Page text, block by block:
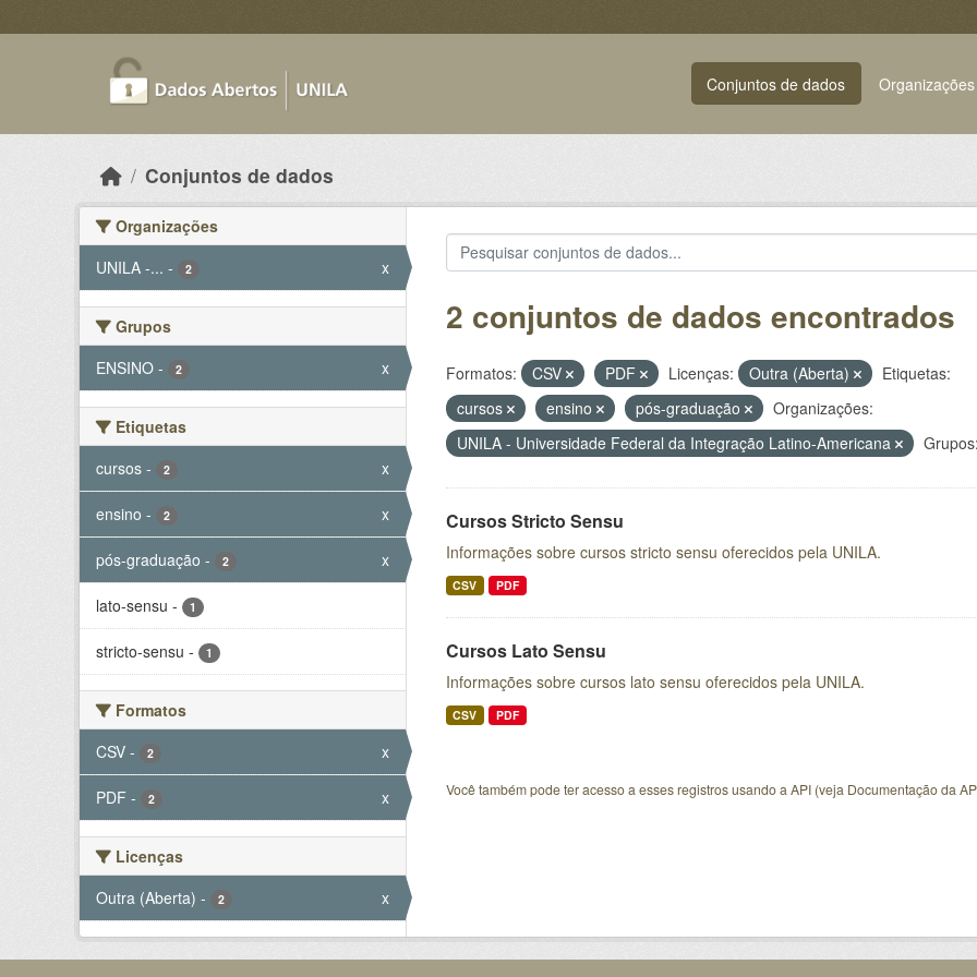
Conjuntos de dados Organizações
Conjuntos de dados
Organizações
UNILA -... - 2 x
Grupos
ENSINO - 2 x
Etiquetas
cursos - 2 x
ensino - 2 x
pós-graduação - 2 x
lato-sensu - 1
stricto-sensu - 1
Formatos
CSV - 2 x
PDF - 2 x
Licenças
Outra (Aberta) - 2 x
2 conjuntos de dados encontrados
Formatos: CSV PDF Licenças: Outra (Aberta)
Etiquetas:
cursos
ensino pós-graduação
Organizações:
UNILA - Universidade Federal da Integração Latino-Americana
Cursos Stricto Sensu
Informações sobre cursos stricto sensu oferecidos pela UNILA.
CSV PDF
Cursos Lato Sensu
Informações sobre cursos lato sensu oferecidos pela UNILA.
CSV PDF
Você também pode ter acesso a esses registros usando a API(veja Documentação da